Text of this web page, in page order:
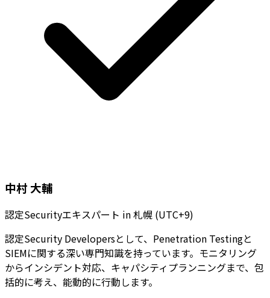
中村 大輔
認定Securityエキスパート in札幌 (UTC+9)
認定Security Developersとして、Penetration Testingと
SIEMに関する深い専門知識を持っています。モニタリング
からインシデント対応、キャパシティプランニングまで、包
括的に考え、能動的に行動します。